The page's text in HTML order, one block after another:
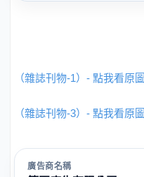
（雜誌刊物-1）- 點我看原圖
（雜誌刊物-3）- 點我看原圖
廣告商名稱